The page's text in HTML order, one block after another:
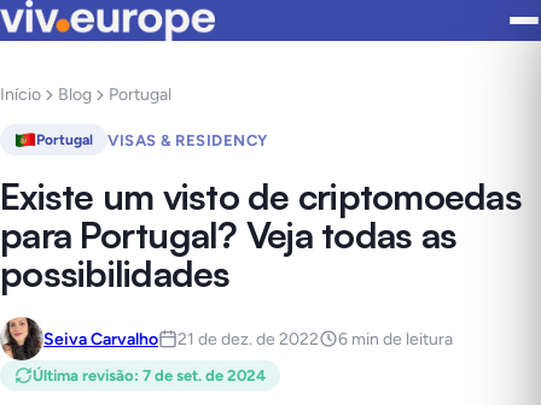
Início Blog Portugal
Portugal VISAS & RESIDENCY
Existe um visto de criptomoedas
para Portugal? Veja todas as
possibilidades
Seiva Carvalho 21 de dez. de 2022 6 min de leitura
Última revisão: 7 de set. de 2024